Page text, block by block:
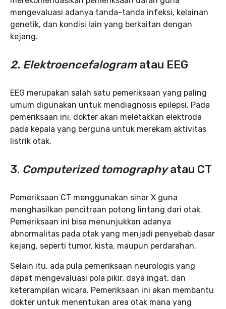
mengevaluasi adanya tanda-tanda infeksi, kelainan
genetik, dan kondisi lain yang berkaitan dengan
kejang.
2. Elektroencefalogramatau EEG
EEG merupakan salah satu pemeriksaan yang paling
umum digunakan untuk mendiagnosis epilepsi. Pada
pemeriksaan ini, dokter akan meletakkan elektroda
pada kepala yang berguna untuk merekam aktivitas
listrik otak.
3. Computerized tomographyatau CT
Pemeriksaan CT menggunakan sinar X guna
menghasilkan pencitraan potong lintang dari otak.
Pemeriksaan ini bisa menunjukkan adanya
abnormalitas pada otak yang menjadi penyebab dasar
kejang, seperti tumor, kista, maupun perdarahan.
Selain itu, ada pula pemeriksaan neurologis yang
dapat mengevaluasi pola pikir, daya ingat, dan
keterampilan wicara. Pemeriksaan ini akan membantu
dokter untuk menentukan area otak mana yang